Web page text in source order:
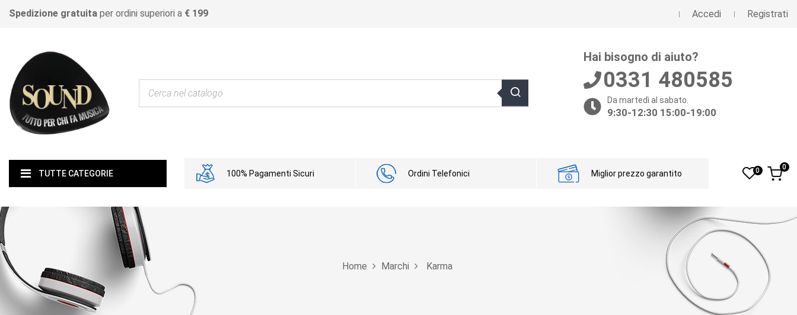
Spedizione gratuita per ordini superiori a € 199 Accedi Registrati
Hai bisogno di aiuto?
0331 480585
Da martedì al sabato.
9:30-12:30 15:00-19:00
TUTTE CATEGORIE 100% Pagamenti Sicuri Ordini Telefonici Miglior prezzo garantito 0 0
Home Marchi Karma